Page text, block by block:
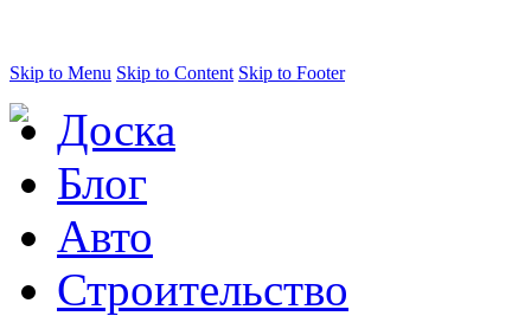
Skip to Menu Skip to Content Skip to Footer
Доска
Блог
Авто
Строительство